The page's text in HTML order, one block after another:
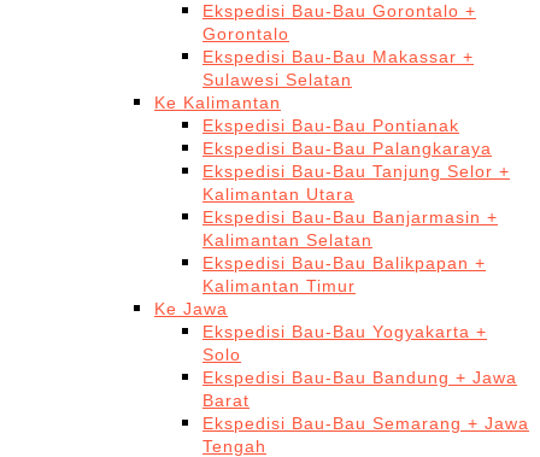
Ekspedisi Bau-Bau Gorontalo +
Gorontalo
Ekspedisi Bau-Bau Makassar +
Sulawesi Selatan
Ke Kalimantan
Ekspedisi Bau-Bau Pontianak
Ekspedisi Bau-Bau Palangkaraya
Ekspedisi Bau-Bau Tanjung Selor +
Kalimantan Utara
Ekspedisi Bau-Bau Banjarmasin +
Kalimantan Selatan
Ekspedisi Bau-Bau Balikpapan +
Kalimantan Timur
Ke Jawa
Ekspedisi Bau-Bau Yogyakarta +
Solo
Ekspedisi Bau-Bau Bandung + Jawa
Barat
Ekspedisi Bau-Bau Semarang + Jawa
Tengah